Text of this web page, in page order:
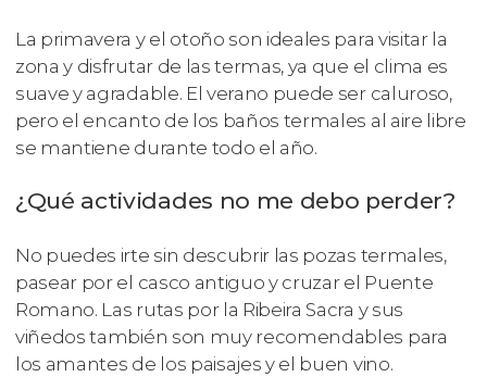
La primavera y el otoño son ideales para visitar la
zona y disfrutar de las termas, ya que el clima es
suave y agradable. El verano puede ser caluroso,
pero el encanto de los baños termales al aire libre
se mantiene durante todo el año.
¿Qué actividades no me debo perder?
No puedes irte sin descubrir las pozas termales,
pasear por el casco antiguo y cruzar el Puente
Romano. Las rutas por la Ribeira Sacra y sus
viñedos también son muy recomendables para
los amantes de los paisajes y el buen vino.